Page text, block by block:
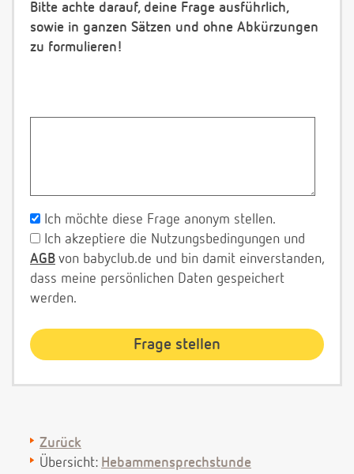
Bitte achte darauf, deine Frage ausführlich,
sowie in ganzen Sätzen und ohne Abkürzungen
zu formulieren!
Ich möchte diese Frage anonym stellen.
Ich akzeptiere die Nutzungsbedingungen und
AGB von babyclub.de und bin damit einverstanden,
dass meine persönlichen Daten gespeichert
werden.
Zurück
Übersicht: Hebammensprechstunde